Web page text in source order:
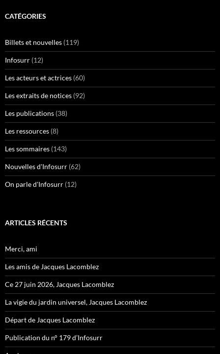
CATÉGORIES
Billets et nouvelles (119)
Infosurr (12)
Les acteurs et actrices (60)
Les extraits de notices (92)
Les publications (38)
Les ressources (8)
Les sommaires (143)
Nouvelles d'Infosurr (62)
On parle d'Infosurr (12)
ARTICLES RÉCENTS
Merci, ami
Les amis de Jacques Lacomblez
Ce 27 juin 2026, Jacques Lacomblez
La vigie du jardin universel, Jacques Lacomblez
Départ de Jacques Lacomblez
Publication du n° 179 d’Infosurr